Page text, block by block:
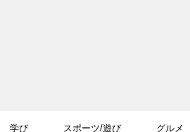
学び スポーツ/遊び グルメ